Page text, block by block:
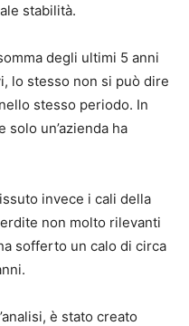
stabilità.
degli ultimi 5 anni
lo stesso non si può dire
stesso periodo. In
solo un’azienda ha
invece i cali della
non molto rilevanti
sofferto un calo di circa
è stato creato